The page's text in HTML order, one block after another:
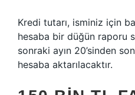
Kredi tutarı, isminiz için
hesaba bir düğün raporu
sonraki ayın 20’sinden
hesaba aktarılacaktır.